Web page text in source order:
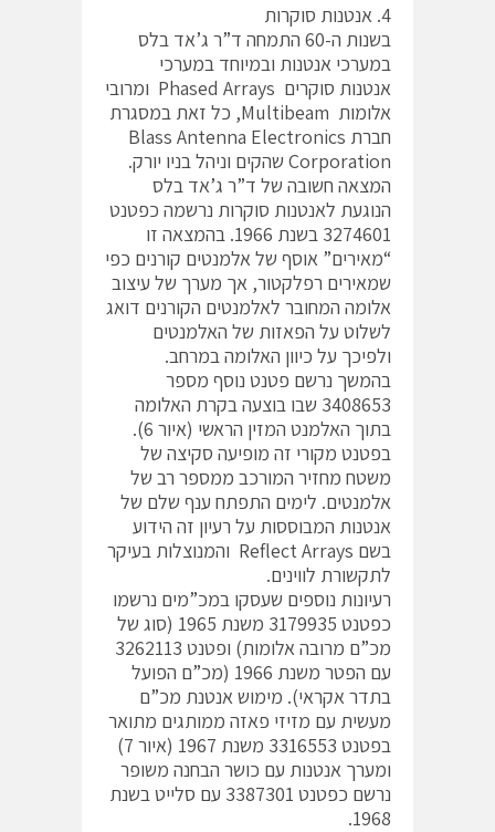
4. אנטנות סוקרות
בשנות ה-60 התמחה ד”ר ג’אד בלס
במערכי אנטנות ובמיוחד במערכי
אנטנות סוקרים Phased Arrays ומרובי
אלומות Multibeam, כל זאת במסגרת
חברת Blass Antenna Electronics
Corporation שהקים וניהל בניו יורק.
המצאה חשובה של ד”ר ג’אד בלס
הנוגעת לאנטנות סוקרות נרשמה כפטנט
3274601 בשנת 1966. בהמצאה זו
“מאירים” אוסף של אלמנטים קורנים כפי
שמאירים רפלקטור, אך מערך של עיצוב
אלומה המחובר לאלמנטים הקורנים דואג
לשלוט על הפאזות של האלמנטים
ולפיכך על כיוון האלומה במרחב.
בהמשך נרשם פטנט נוסף מספר
3408653 שבו בוצעה בקרת האלומה
בתוך האלמנט המזין הראשי (איור 6).
בפטנט מקורי זה מופיעה סקיצה של
משטח מחזיר המורכב ממספר רב של
אלמנטים. לימים התפתח ענף שלם של
אנטנות המבוססות על רעיון זה הידוע
בשם Reflect Arrays והמנוצלות בעיקר
לתקשורת לווינים.
רעיונות נוספים שעסקו במכ”מים נרשמו
כפטנט 3179935 משנת 1965 (סוג של
מכ”ם מרובה אלומות) ופטנט 3262113
עם הפטר משנת 1966 (מכ”ם הפועל
בתדר אקראי). מימוש אנטנת מכ”ם
מעשית עם מזיזי פאזה ממותגים מתואר
בפטנט 3316553 משנת 1967 (איור 7)
ומערך אנטנות עם כושר הבחנה משופר
נרשם כפטנט 3387301 עם סלייט בשנת
1968.